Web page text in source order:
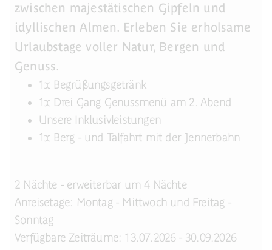
zwischen majestätischen Gipfeln und
idyllischen Almen. Erleben Sie erholsame
Urlaubstage voller Natur, Bergen und
Genuss.
1x Begrüßungsgetränk
1x Drei Gang Genussmenü am 2. Abend
Unsere Inklusivleistungen
1x Berg - und Talfahrt mit der Jennerbahn
2 Nächte - erweiterbar um 4 Nächte
Anreisetage: Montag - Mittwoch und Freitag -
Sonntag
Verfügbare Zeiträume: 13.07.2026 - 30.09.2026